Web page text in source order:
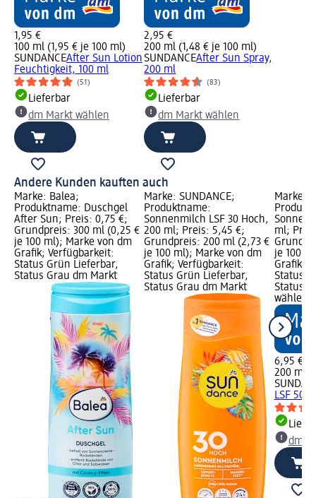
1,95 €
100 ml (1,95 € je 100 ml)
SUNDANCEAfter Sun Lotion
Feuchtigkeit, 100 ml
(51)
Lieferbar
dm Markt wählen
2,95 €
200 ml (1,48 € je 100 ml)
SUNDANCEAfter Sun Spray,
200 ml
(83)
Lieferbar
dm Markt wählen
Andere Kunden kauften auch
Marke: Balea;
Produktname: Duschgel
After Sun; Preis: 0,75 €;
Grundpreis: 300 ml (0,25 €
je 100 ml); Marke von dm
Grafik; Verfügbarkeit:
Status Grün Lieferbar,
Status Grau dm Markt
Marke: SUNDANCE;
Produktname:
Sonnenmilch LSF 30 Hoch,
200 ml; Preis: 5,45 €;
Grundpreis: 200 ml (2,73 €
je 100 ml); Marke von dm
Grafik; Verfügbarkeit:
Status Grün Lieferbar,
Status Grau dm Markt
Marke:
ml;
je 100
Grafik;
Status
Status
wählen
6,95 €
200 ml
LSF
dm